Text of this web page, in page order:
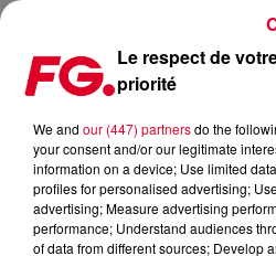
FG MIX DANCE : MONSIEUR BART
Le respect de
priorité
We and our (447) partnersdo the
your consent and/or our legitimate
information on a device; Use limited
profiles for personalised advertising;
advertising; Measure advertising
performance; Understand audiences
of data from different sources; Develop